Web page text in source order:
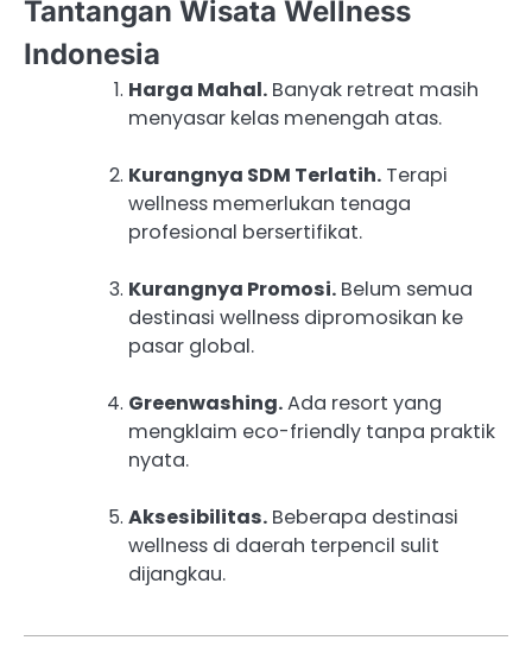
Tantangan Wisata Wellness
Indonesia
Harga Mahal. Banyak retreat masih
menyasar kelas menengah atas.
Kurangnya SDM Terlatih. Terapi
wellness memerlukan tenaga
profesional bersertifikat.
Kurangnya Promosi. Belum semua
destinasi wellness dipromosikan ke
pasar global.
Greenwashing.Ada resort yang
mengklaim eco-friendly tanpa praktik
nyata.
Aksesibilitas. Beberapa destinasi
wellness di daerah terpencil sulit
dijangkau.